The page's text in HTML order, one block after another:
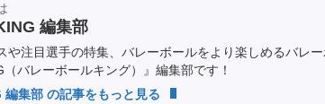
編集部
や注目選手の特集、バレーボールをより楽しめるバレ
（バレーボールキング）』編集部です！
集部 の記事をもっと見る